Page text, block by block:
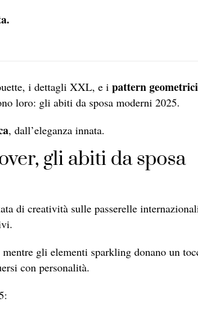
i dettagli XXL, e i pattern geometrici
loro: gli abiti da sposa moderni 2025.
, dall’eleganza innata.
gli abiti da sposa
di creatività sulle passerelle
gli elementi sparkling donano un
con personalità.